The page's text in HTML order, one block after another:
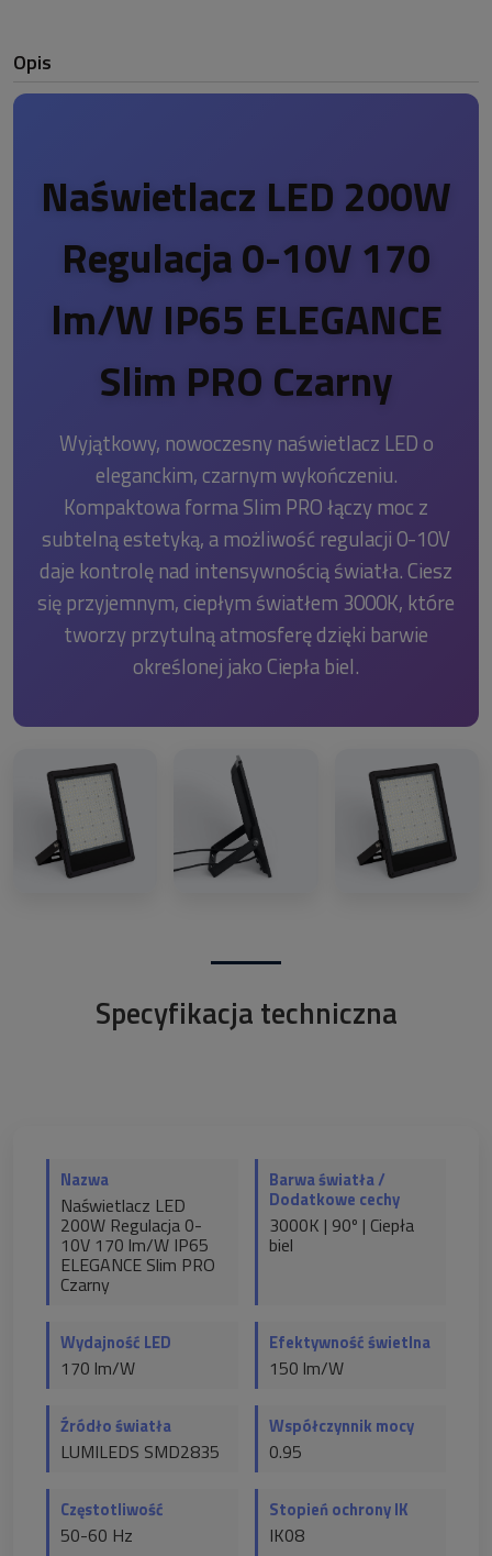
Opis
Naświetlacz LED 200W
Regulacja 0-10V 170
lm/W IP65 ELEGANCE
Slim PRO Czarny
Wyjątkowy, nowoczesny naświetlacz LED o
eleganckim, czarnym wykończeniu.
Kompaktowa forma Slim PRO łączy moc z
subtelną estetyką, a możliwość regulacji 0-10V
daje kontrolę nad intensywnością światła. Ciesz
się przyjemnym, ciepłym światłem 3000K, które
tworzy przytulną atmosferę dzięki barwie
określonej jako Ciepła biel.
Specyfikacja techniczna
Nazwa
Naświetlacz LED
200W Regulacja 0-
10V 170 lm/W IP65
ELEGANCE Slim PRO
Czarny
Barwa światła /
Dodatkowe cechy
3000K | 90º | Ciepła
biel
Wydajność LED
170 lm/W
Efektywność świetlna
150 lm/W
Źródło światła
LUMILEDS SMD2835
Współczynnik mocy
0.95
Częstotliwość
50-60 Hz
Stopień ochrony IK
IK08